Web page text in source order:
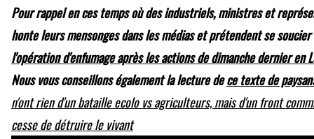
Pour rappel en ces temps où des industriels, ministres et
honte leurs mensonges dans les médias et prétendent se
l'opération d'enfumage après les actions de dimanche dernier
Nous vous conseillons également la lecture dece texte de
n'ont rien d'un bataille ecolo vs agriculteurs, mais d'un front
cesse de détruire le vivant